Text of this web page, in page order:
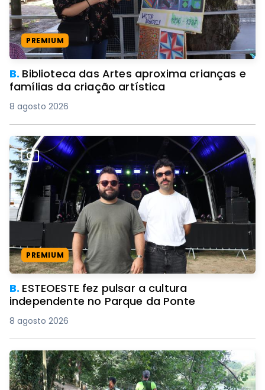
PREMIUM
B. Biblioteca das Artes aproxima crianças e
famílias da criação artística
8 agosto 2026
PREMIUM
B. ESTEOESTE fez pulsar a cultura
independente no Parque da Ponte
8 agosto 2026